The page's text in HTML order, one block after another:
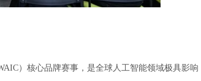
）核心品牌赛事，是全球人工智能领域极具影响